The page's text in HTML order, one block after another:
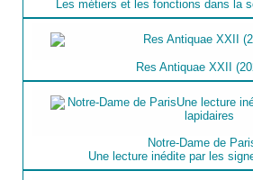
Les métiers et les fonctions dans la
Res Antiquae XXII
Notre-Dame de
Une lecture inédite par les